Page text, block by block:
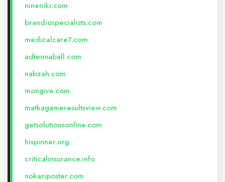
nineniki.com
brandiospecialists.com
medicalcare7.com
adtennaball.com
nabzah.com
mongive.com
matkagameresultsview.com
getsolutionsonline.com
hispinner.org
criticalinsurance.info
nokariposter.com